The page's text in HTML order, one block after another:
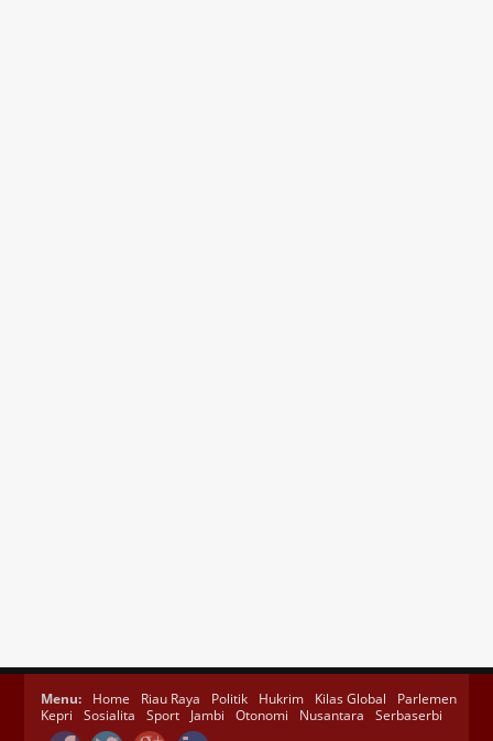
Menu: Home Riau Raya Politik Hukrim Kilas Global
Parlemen
Kepri
Sosialita Sport Jambi Otonomi Nusantara Serbaserbi